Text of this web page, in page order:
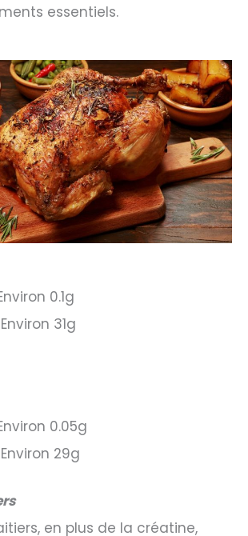
essentiels.
0.1g
31g
0.05g
29g
en plus de la créatine,